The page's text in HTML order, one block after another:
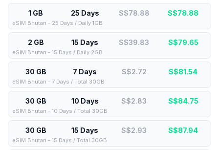
1 GB 25 Days S$78.88 S$78.88
eSIM Bhutan - 25 Days / Daily 1GB
2 GB 15 Days S$39.83 S$79.65
eSIM Bhutan - 15 Days / Daily 2GB
30 GB 7 Days S$2.72 S$81.54
eSIM Bhutan - 7 Days / Total 30GB
30 GB 10 Days S$2.83 S$84.75
eSIM Bhutan - 10 Days / Total 30GB
30 GB 15 Days S$2.93 S$87.94
eSIM Bhutan - 15 Days / Total 30GB